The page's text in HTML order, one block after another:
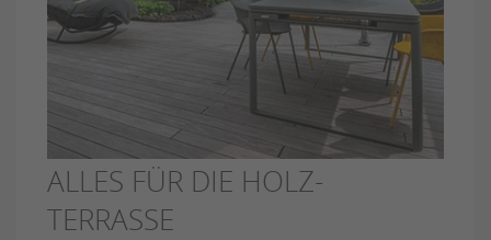
ALLES FÜR DIE HOLZ-
TERRASSE